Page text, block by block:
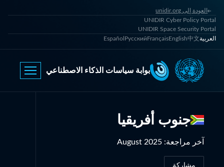
العودة إلى unidir.org
UNIDIR Cyber Policy Portal
UNIDIR Space Security Portal
العربية中文
English
Français
Русский
Español
بوابة سياسات الذكاء الاصطناعي
جنوب أفريقيا
آخر مراجعة:
August 2025
مشاركة